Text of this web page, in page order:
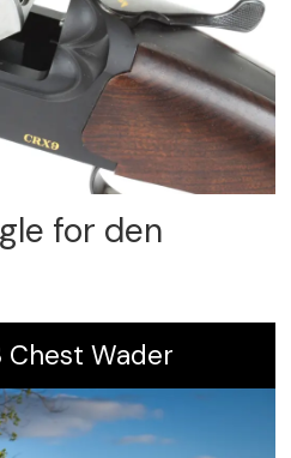
for den
Chest Wader